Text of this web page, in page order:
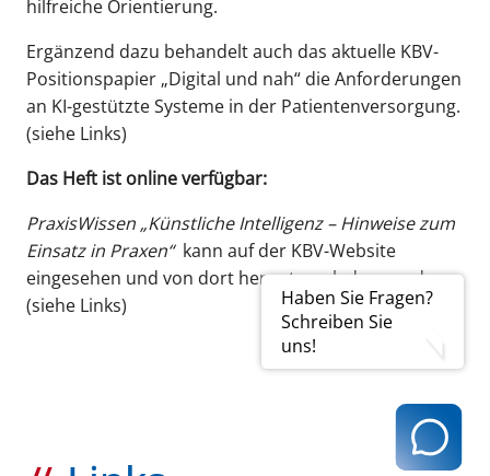
Haben Sie Fragen?
Schreiben Sie
uns!
hilfreiche Orientierung.
Ergänzend dazu behandelt auch das aktuelle KBV-
Positionspapier „Digital und nah“ die Anforderungen
an KI-gestützte Systeme in der Patientenversorgung.
(siehe Links)
Das Heft ist online verfügbar:
PraxisWissen „Künstliche Intelligenz – Hinweise zum
Einsatz in Praxen“ kann auf der KBV-Website
eingesehen und von dort heruntergeladen werden.
(siehe Links)